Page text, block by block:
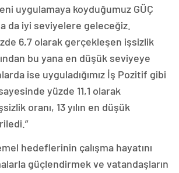
uygulamaya koyduğumuz GÜÇ
da iyi seviyelere geleceğiz.
6,7 olarak gerçekleşen işsizlik
bu yana en düşük seviyeye
ise uyguladığımız İş Pozitif gibi
yüzde 11,1 olarak
oranı, 13 yılın en düşük
hedeflerinin çalışma hayatını
güçlendirmek ve vatandaşların